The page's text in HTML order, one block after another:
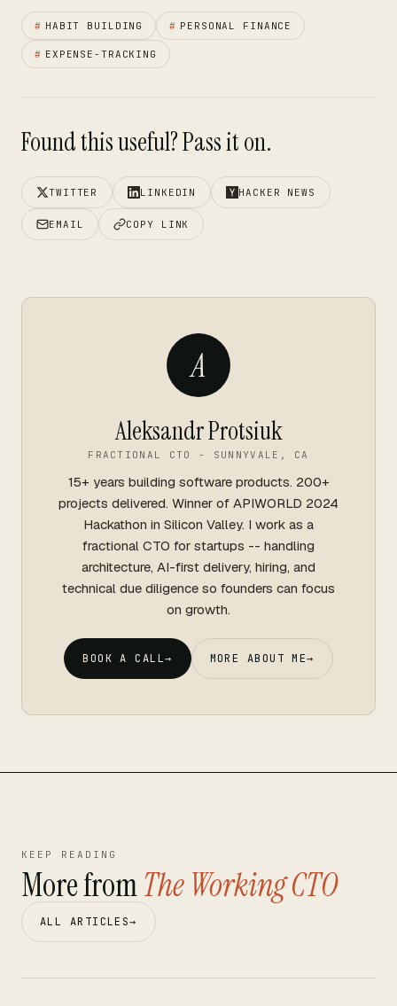
# HABIT BUILDING # PERSONAL FINANCE
# EXPENSE-TRACKING
Found this useful? Pass it on.
TWITTER LINKEDIN HACKER NEWS
EMAIL COPY LINK
A
Aleksandr Protsiuk
FRACTIONAL CTO - SUNNYVALE, CA
15+ years building software products. 200+
projects delivered. Winner of APIWORLD 2024
Hackathon in Silicon Valley. I work as a
fractional CTO for startups -- handling
architecture, AI-first delivery, hiring, and
technical due diligence so founders can focus
on growth.
BOOK A CALL→ MORE ABOUT ME→
KEEP READING
More fromThe Working CTO
ALL ARTICLES→